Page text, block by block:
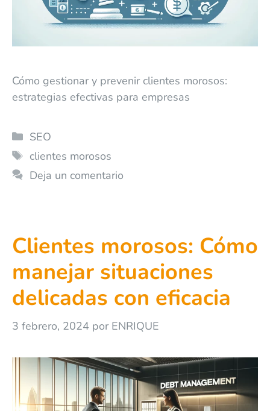
Cómo gestionar y prevenir clientes morosos:
estrategias efectivas para empresas
SEO
clientes morosos
Deja un comentario
Clientes morosos: Cómo
manejar situaciones
delicadas con eficacia
3 febrero, 2024 por ENRIQUE